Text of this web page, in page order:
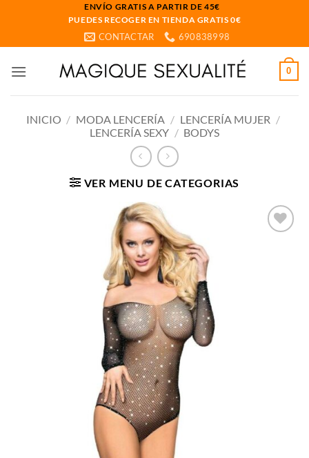
ENVÍO GRATIS A PARTIR DE 45€
PUEDES RECOGER EN TIENDA GRATIS 0€
CONTACTAR 690838998
0
INICIO / MODA LENCERÍA / LENCERÍA MUJER /
LENCERÍA SEXY / BODYS
VER MENU DE CATEGORIAS